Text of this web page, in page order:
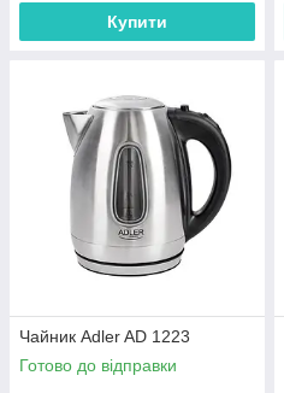
Купити
Чайник Adler AD 1223
Готово до відправки